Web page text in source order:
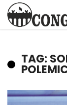
TAG: